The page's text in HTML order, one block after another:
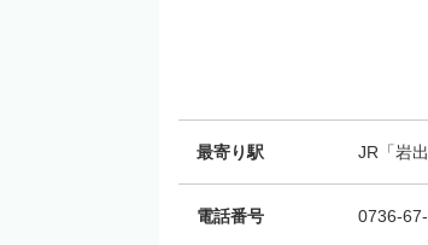
最寄り駅 JR「岩
電話番号 0736-